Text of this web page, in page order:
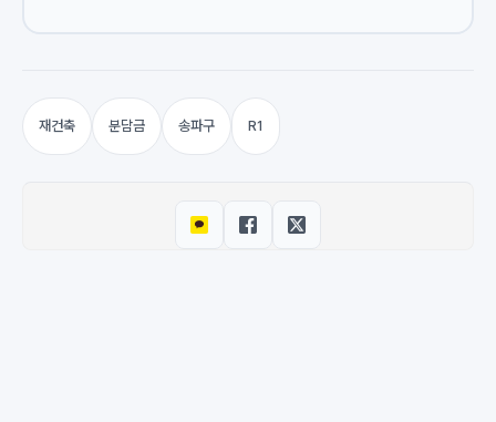
재건축 분담금 송파구 R1